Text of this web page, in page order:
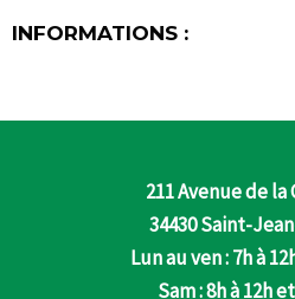
INFORMATIONS :
211 Avenue de la
34430 Saint-
Lun au ven : 7h à
Sam : 8h à 12h